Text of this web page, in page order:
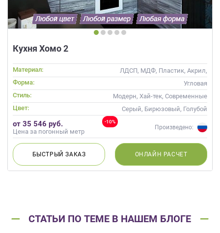
Кухня Хомо 2
Материал:
ЛДСП, МДФ, Пластик, Акрил,
Alvic / УФ лак, Стекло,
Глянцевые
Форма:
Угловая
Стиль:
Модерн, Хай-тек, Современные
Цвет:
Серый, Бирюзовый, Голубой
-10%
от 35 546 руб.
Цена за погонный метр
Произведено:
БЫСТРЫЙЗАКАЗ ОНЛАЙН РАСЧЕТ
СТАТЬИ ПО ТЕМЕ В НАШЕМ БЛОГЕ